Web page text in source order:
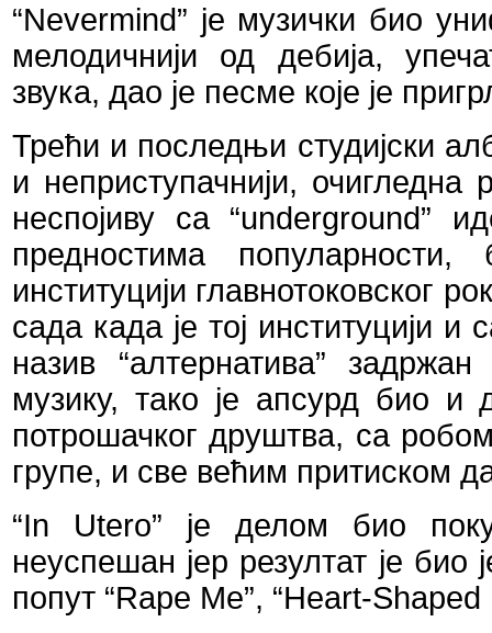
“Nevermind” је музички био
мелодичнији од дебија,
звука, дао је песме које је
Трећи и последњи студијски
и неприступачнији, очигледна
неспојиву са “underground”
предностима
институцији главнотоковског
сада када је тој институцији
назив “алтернатива” задржан
музику, тако је апсурд био
потрошачког друштва, са
групе, и све већим притиском
“In Utero” је делом био
неуспешан јер резултат је
попут “Rape Me”, “Heart-Shaped